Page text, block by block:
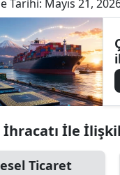
Tarihi: Mayıs 21,
İhracatı İle
Ticaret